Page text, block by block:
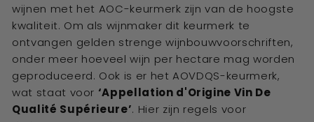
wijnen met het AOC-keurmerk zijn van de hoogste
kwaliteit. Om als wijnmaker dit keurmerk te
ontvangen gelden strenge wijnbouwvoorschriften,
onder meer hoeveel wijn per hectare mag worden
geproduceerd. Ook is er het AOVDQS-keurmerk,
wat staat voor ‘Appellation d'Origine Vin De
Qualité Supérieure’. Hier zijn regels voor